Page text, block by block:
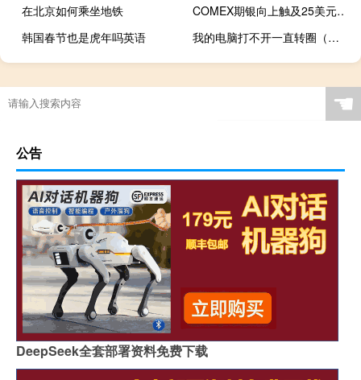
在北京如何乘坐地铁
COMEX期银向上触及25美元/盎司日内涨0.86%
韩国春节也是虎年吗英语
我的电脑打不开一直转圈（我的电脑打不开）
☚
公告
DeepSeek全套部署资料免费下载